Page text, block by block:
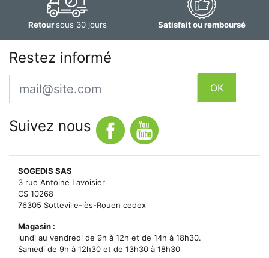
Retoursous 30 jours Satisfait ou remboursé
Restez informé
Email
OK
Suivez nous
SOGEDIS SAS
3 rue Antoine Lavoisier
CS 10268
76305 Sotteville-lès-Rouen cedex
Magasin :
lundi au vendredi de 9h à 12h et de 14h à 18h30.
Samedi de 9h à 12h30 et de 13h30 à 18h30